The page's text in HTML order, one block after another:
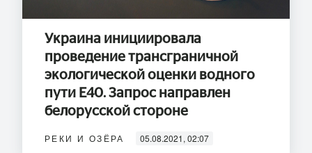
Украина инициировала
проведение трансграничной
экологической оценки водного
пути Е40. Запрос направлен
белорусской стороне
РЕКИ И ОЗЁРА 05.08.2021, 02:07